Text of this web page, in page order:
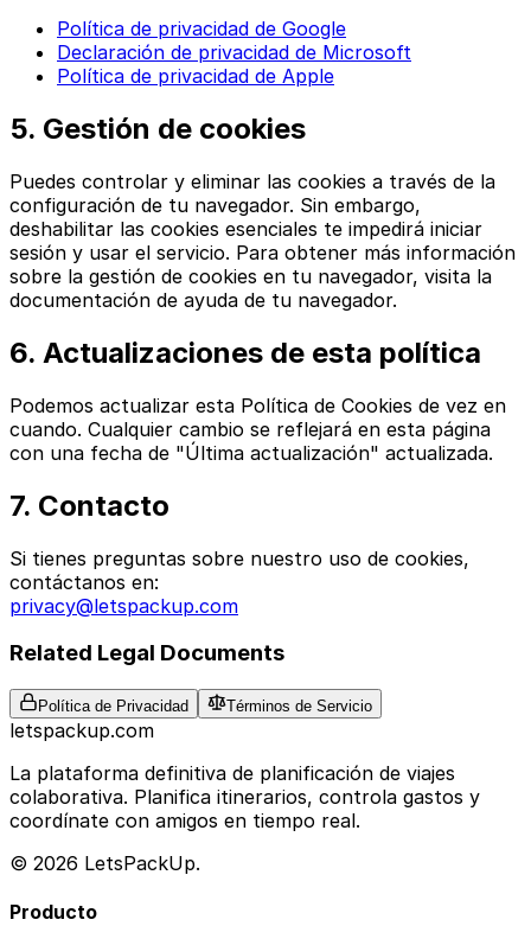
Política de privacidad de Google
Declaración de privacidad de Microsoft
Política de privacidad de Apple
5. Gestión de cookies
Puedes controlar y eliminar las cookies a través de la
configuración de tu navegador. Sin embargo,
deshabilitar las cookies esenciales te impedirá iniciar
sesión y usar el servicio. Para obtener más información
sobre la gestión de cookies en tu navegador, visita la
documentación de ayuda de tu navegador.
6. Actualizaciones de esta política
Podemos actualizar esta Política de Cookies de vez en
cuando. Cualquier cambio se reflejará en esta página
con una fecha de "Última actualización" actualizada.
7. Contacto
Si tienes preguntas sobre nuestro uso de cookies,
contáctanos en:
privacy@letspackup.com
Related Legal Documents
Política de Privacidad Términos de Servicio
letspackup.com
La plataforma definitiva de planificación de viajes
colaborativa. Planifica itinerarios, controla gastos y
coordínate con amigos en tiempo real.
© 2026 LetsPackUp.
Producto